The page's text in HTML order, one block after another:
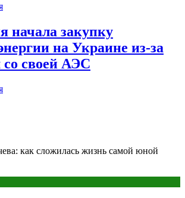
начала закупку
на Украине из-за
со своей АЭС
как сложилась жизнь самой юной